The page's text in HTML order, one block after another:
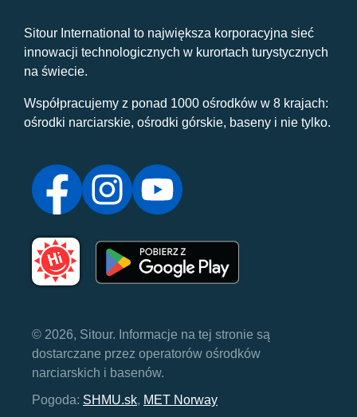
Sitour International to największa korporacyjna sieć
innowacji technologicznych w kurortach turystycznych
na świecie.
Współpracujemy z ponad 1000 ośrodków w 8 krajach:
ośrodki narciarskie, ośrodki górskie, baseny i nie tylko.
© 2026, Sitour. Informacje na tej stronie są
dostarczane przez operatorów ośrodków
narciarskich i basenów.
Pogoda: SHMU.sk, MET Norway